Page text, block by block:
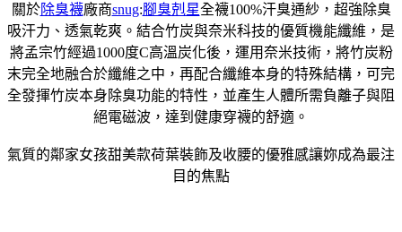
關於除臭襪廠商snug:腳臭剋星全襪100%汗臭通紗，超強除臭
吸汗力、透氣乾爽。結合竹炭與奈米科技的優質機能纖維，是
將孟宗竹經過1000度C高溫炭化後，運用奈米技術，將竹炭粉
末完全地融合於纖維之中，再配合纖維本身的特殊結構，可完
全發揮竹炭本身除臭功能的特性，並產生人體所需負離子與阻
絕電磁波，達到健康穿襪的舒適。
氣質的鄰家女孩甜美款荷葉裝飾及收腰的優雅感讓妳成為最注
目的焦點